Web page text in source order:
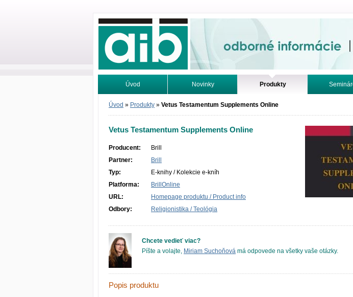
Odborné informácie. Online.
Úvod Novinky Produkty
Vyhľadávanie Tutoriály
Úvod » Produkty » Vetus Testamentum Supplements Online
Vetus Testamentum Supplements Online
Producent:
Brill
Partner:
Brill
Typ:
E-knihy / Kolekcie e-kníh
Platforma:
BrillOnline
URL:
Homepage produktu / Product info
Odbory:
Religionistika / Teológia
Chcete vedieť viac?
Píšte a volajte, Miriam Suchoňová má odpovede na všetky vaše otázky.
Popis produktu